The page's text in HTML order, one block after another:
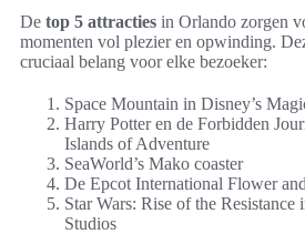
De top 5 attracties in Orlando zorgen
momenten vol plezier en opwinding.
cruciaal belang voor elke bezoeker:
Space Mountain in Disney’s
Harry Potter en de Forbidden
Islands of Adventure
SeaWorld’s Mako coaster
De Epcot International Flower
Star Wars: Rise of the
Studios